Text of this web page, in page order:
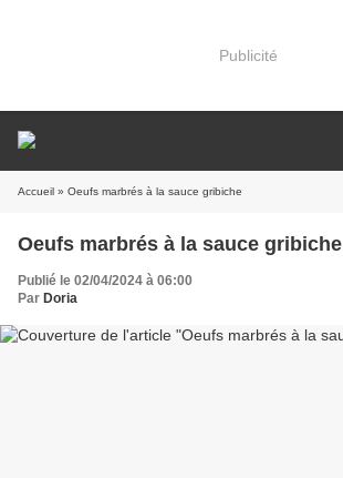
Publicité
Accueil » Oeufs marbrés à la sauce gribiche
Oeufs marbrés à la sauce gribiche
Publié le 02/04/2024 à 06:00
Par Doria